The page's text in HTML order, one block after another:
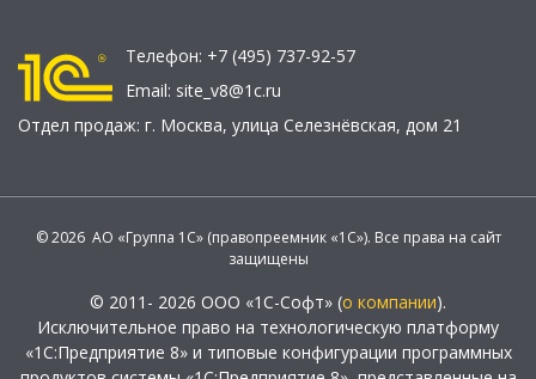
Телефон: +7 (495) 737-92-57
Email: site_v8@1c.ru
Отдел продаж: г. Москва, улица Селезнёвская, дом 21
© 2026 АО «Группа 1С» (правопреемник «1С»). Все права на сайт
защищены
© 2011- 2026 ООО «1С-Софт» (о компании).
Исключительное право на технологическую платформу
«1С:Предприятие 8» и типовые конфигурации программных